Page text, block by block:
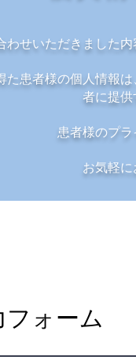
わせいただきました
た患者様の個人情報
者に提供
患者様のプラ
お気軽に
フォーム